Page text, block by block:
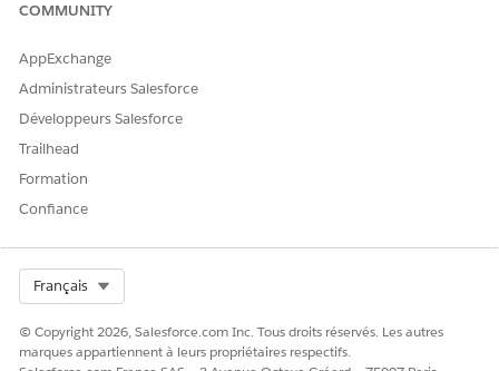
COMMUNITY
AppExchange
Administrateurs Salesforce
Développeurs Salesforce
Trailhead
Formation
Confiance
Français
© Copyright 2026, Salesforce.com Inc. Tous droits réservés. Les autres
marques appartiennent à leurs propriétaires respectifs.